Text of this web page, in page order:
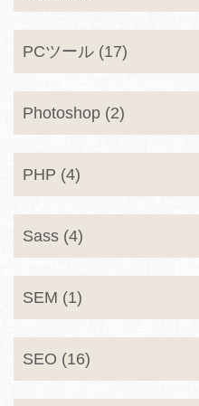
PCツール (17)
Photoshop (2)
PHP (4)
Sass (4)
SEM (1)
SEO (16)